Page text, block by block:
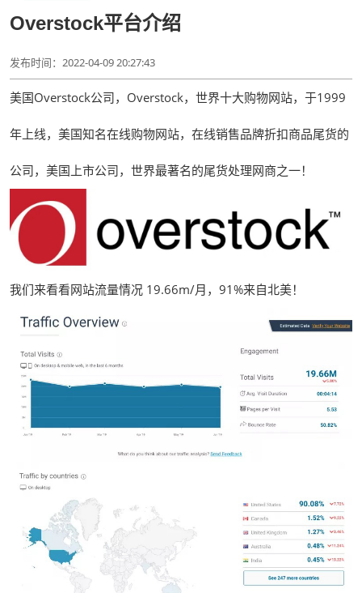
Overstock平台介绍
发布时间：2022-04-09 20:27:43
美国Overstock公司，Overstock，世界十大购物网站，于1999
年上线，美国知名在线购物网站，在线销售品牌折扣商品尾货的
公司，美国上市公司，世界最著名的尾货处理网商之一！
我们来看看网站流量情况 19.66m/月，91%来自北美！